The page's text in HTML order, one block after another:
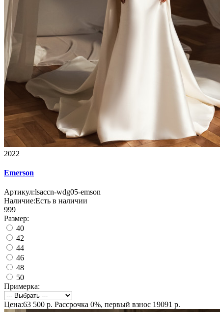
2022
Emerson
Артикул:lsaccn-wdg05-emson
Наличие:Есть в наличии
999
Размер:
40
42
44
46
48
50
Примерка:
Цена:63 500 р. Рассрочка 0%, первый взнос 19091 р.